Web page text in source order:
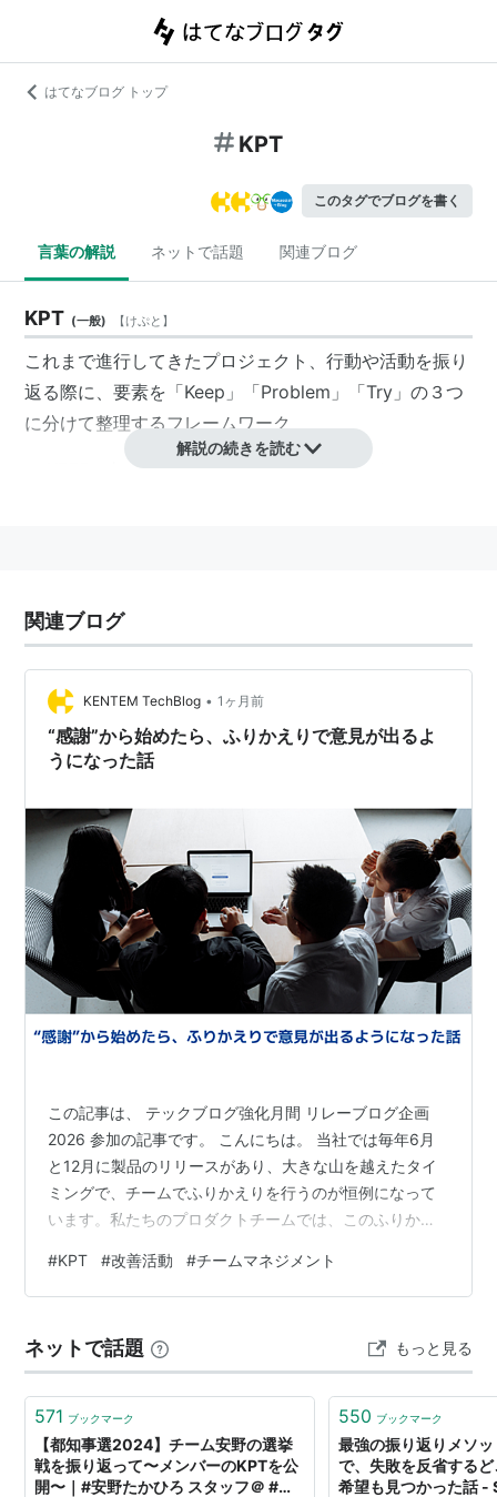
はてなブログ トップ
KPT
このタグでブログを書く
言葉の解説 ネットで話題 関連ブログ
KPT (一般) 【けぷと 】
これまで進行してきたプロジェクト、行動や活動を振り
返る際に、要素を「Keep」「Problem」「Try」の３つ
に分けて整理するフレームワーク
KEEP＝何が良かったのか、今後続けたいもの
き出していくのが一般的
解説の続きを読む
関連ブログ
KENTEM TechBlog • 1ヶ月前
“感謝”から始めたら、ふりかえりで意見が出るよ
うになった話
この記事は、 テックブログ強化月間 リレーブログ企画
2026 参加の記事です。 こんにちは。 当社では毎年6月
と12月に製品のリリースがあり、大きな山を越えたタイ
ミングで、チームでふりかえりを行うのが恒例になって
います。私たちのプロダクトチームでは、このふりかえ
やり方で進めていたのですが、前回のふりかえりから、
弊社テックブログで紹介されていた KPT フォーマット を
く、自分たちのチームに合わせてアレンジして回したの
で、その工夫と、やってみて分かったことを共有しま
す。 どんなチームか …
#KPT #改善活動 #チームマネジメント
ネットで話題 もっと見る
571 ブックマーク
【都知事選2024】チーム安野の選挙
戦を振り返って〜メンバーのKPTを公
開〜｜#安野たかひろ スタッフ＠ #チ
550 ブックマーク
最強の振り返りメソ
で、失敗を反省する
希望も見つかった話 -